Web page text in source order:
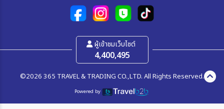
ผู้เข้าชมเว็บไซต์
4,400,495
©2026 365 TRAVEL & TRADING CO.,LTD. All Rights Reserved.
Powered by